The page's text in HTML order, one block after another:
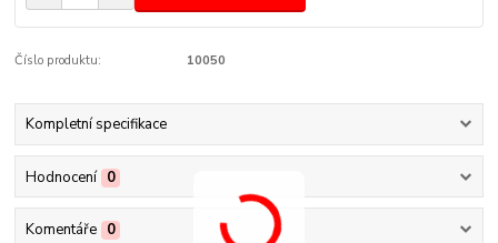
Číslo produktu: 10050
Kompletní specifikace
Hodnocení 0
Komentáře 0